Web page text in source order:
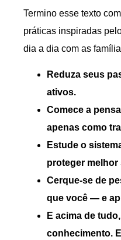
Termino esse texto
práticas inspiradas
dia a dia com as
Reduza seus
ativos.
Comece a
apenas como
Estude o
proteger
Cerque-se de
que você — e
E acima de
conhecimento.